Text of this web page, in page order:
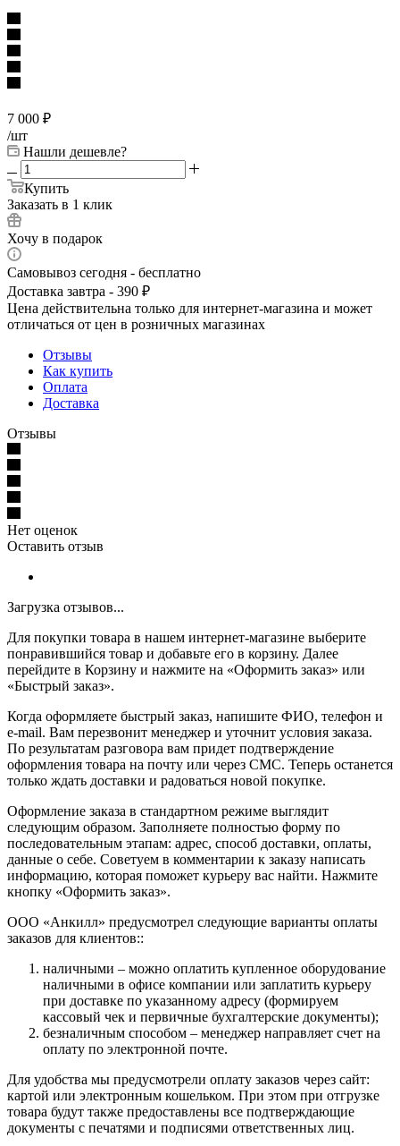
7 000 ₽
/шт
Нашли дешевле?
Купить
Заказать в 1 клик
Хочу в подарок
Самовывоз сегодня - бесплатно
Доставка завтра - 390 ₽
Цена действительна только для интернет-магазина и может
отличаться от цен в розничных магазинах
Отзывы
Как купить
Оплата
Доставка
Отзывы
Нет оценок
Оставить отзыв
Загрузка отзывов...
Для покупки товара в нашем интернет-магазине выберите
понравившийся товар и добавьте его в корзину. Далее
перейдите в Корзину и нажмите на «Оформить заказ» или
«Быстрый заказ».
Когда оформляете быстрый заказ, напишите ФИО, телефон и
e-mail. Вам перезвонит менеджер и уточнит условия заказа.
По результатам разговора вам придет подтверждение
оформления товара на почту или через СМС. Теперь останется
только ждать доставки и радоваться новой покупке.
Оформление заказа в стандартном режиме выглядит
следующим образом. Заполняете полностью форму по
последовательным этапам: адрес, способ доставки, оплаты,
данные о себе. Советуем в комментарии к заказу написать
информацию, которая поможет курьеру вас найти. Нажмите
кнопку «Оформить заказ».
ООО «Анкилл» предусмотрел следующие варианты оплаты
заказов для клиентов::
наличными – можно оплатить купленное оборудование
наличными в офисе компании или заплатить курьеру
при доставке по указанному адресу (формируем
кассовый чек и первичные бухгалтерские документы);
безналичным способом – менеджер направляет счет на
оплату по электронной почте.
Для удобства мы предусмотрели оплату заказов через сайт:
картой или электронным кошельком. При этом при отгрузке
товара будут также предоставлены все подтверждающие
документы с печатями и подписями ответственных лиц.